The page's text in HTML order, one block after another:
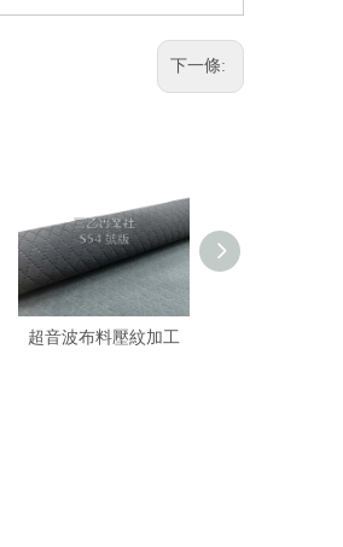
下一條:
超音波布料壓紋加工